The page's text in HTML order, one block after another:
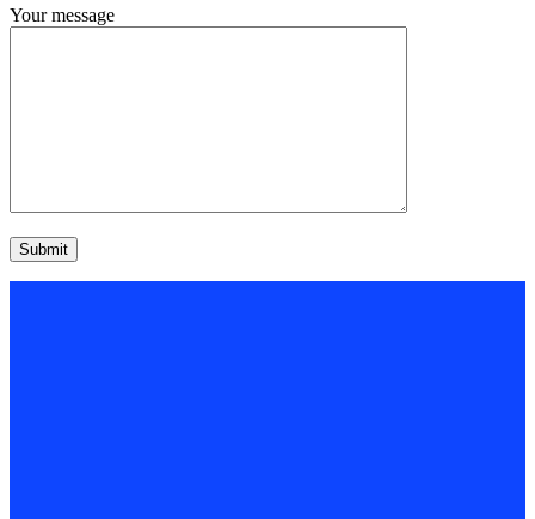
Your message